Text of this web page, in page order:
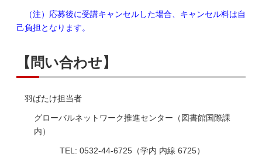
（注）応募後に受講キャンセルした場合、キャンセル料は自
己負担となります。
【問い合わせ】
羽ばたけ担当者
グローバルネットワーク推進センター（図書館国際課
内）
TEL : 0532-44-6725（学内 内線 6725）